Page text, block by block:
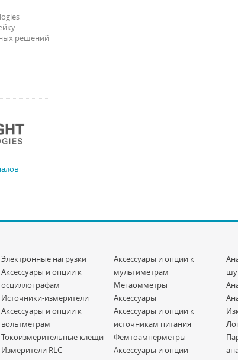
решений
Электронные нагрузки
Аксессуары и опции к
осциллографам
Источники-измерители
Аксессуары и опции к
вольтметрам
Токоизмерительные клещи
Измерители RLC
Аксессуары и опции к
мультиметрам
Мегаомметры
Аксессуары
Аксессуары и опции к
источникам питания
Фемтоамперметры
Аксессуары и опции